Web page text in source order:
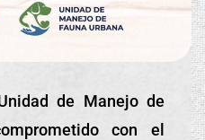
de Manejo de
con el